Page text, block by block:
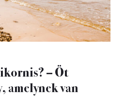
– Öt
van